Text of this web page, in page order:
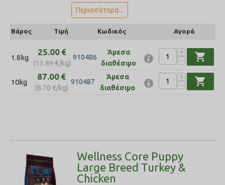
Περισσότερα...
Βάρος Τιμή Κωδικός Αγορά
1.8kg
25.00 €
(13.89 €/kg)
910486
Άμεσα
διαθέσιμο
+
−
shopping_cart
10kg
87.00 €
(8.70 €/kg)
910487
Άμεσα
διαθέσιμο
+
−
shopping_cart
Wellness Core Puppy
Large Breed Turkey &
Chicken